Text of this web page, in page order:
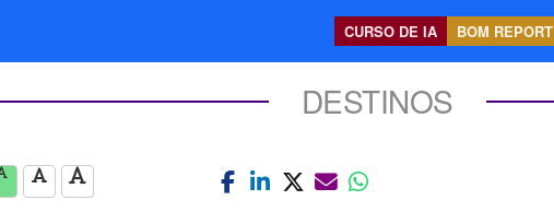
CURSO DE IA BOM REPORT
DESTINOS